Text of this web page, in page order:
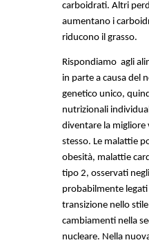
carboidrati. Altri
aumentano i
riducono il grasso.
Rispondiamo  agli
in parte a causa del
genetico unico,
nutrizionali
diventare la migliore
stesso. Le malattie
obesità, malattie
tipo 2, osservati
probabilmente legati
transizione nello
cambiamenti nella
nucleare. Nella